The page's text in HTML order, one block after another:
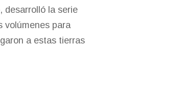
desarrolló la serie
volúmenes para
a estas tierras